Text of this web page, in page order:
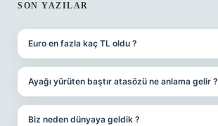
SIDEBAR
SON YAZILAR
Euro en fazla kaç TL oldu ?
Ayağı yürüten baştır atasözü ne anlama gelir ?
Biz neden dünyaya geldik ?